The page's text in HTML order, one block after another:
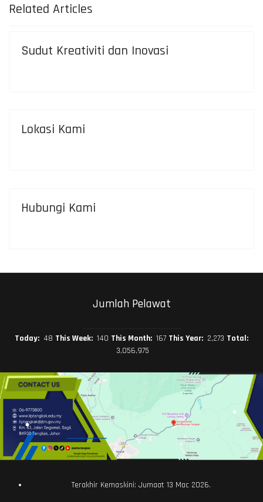
Related Articles
Sudut Kreativiti dan Inovasi
Lokasi Kami
Hubungi Kami
Jumlah Pelawat
Today: 48 This Week: 140 This Month: 167 This Year: 2,273 Total:
3,056,975
Terakhir Kemaskini: Jumaat 13 Mac 2026.